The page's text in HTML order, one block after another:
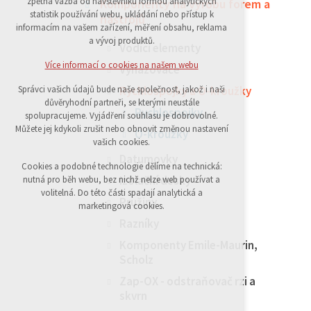
udržení kontextu stránek (session): případná
přihlášení, volby jazyka, apod.
Volitelná cookies
vyhodnocení návštěvnosti
marketingová cookies (Google)
Více informací o cookies na našem webu
Přijmout všechny cookies
statistik používání webu, ukládání nebo přístup k
informacím na vašem zařízení, měření obsahu, reklama
a vývoj produktů.
Více informací o cookies na našem webu
Správci vašich údajů bude naše společnost, jakož i naši
důvěryhodní partneři, se kterými neustále
spolupracujeme. Vyjádření souhlasu je dobrovolné.
Můžete jej kdykoli zrušit nebo obnovit změnou nastavení
vašich cookies.
Cookies a podobné technologie dělíme na technická:
nutná pro běh webu, bez nichž nelze web používat a
volitelná. Do této části spadají analytická a
marketingová cookies.
Komponenty na výrobu forem a
nástrojů
Vodící elementy
Vyhazovače
Rychlospojky a O-kroužky
Rychlospojky
O-kroužky
Datumovky
Izolační desky
Pružiny
Komponenty Emile-Maurin,
Zap-OX - odstraňovač rzi a